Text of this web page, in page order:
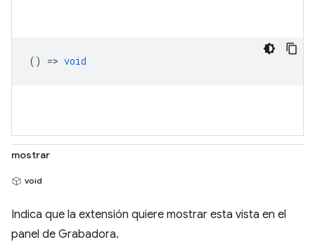
() => void
mostrar
void
Indica que la extensión quiere mostrar esta vista en el
panel de Grabadora.